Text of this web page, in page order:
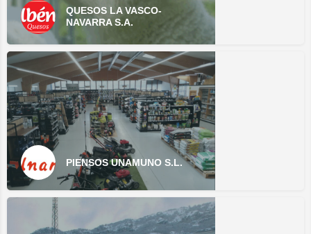
QUESOS LA VASCO-
NAVARRA S.A.
PIENSOS UNAMUNO S.L.